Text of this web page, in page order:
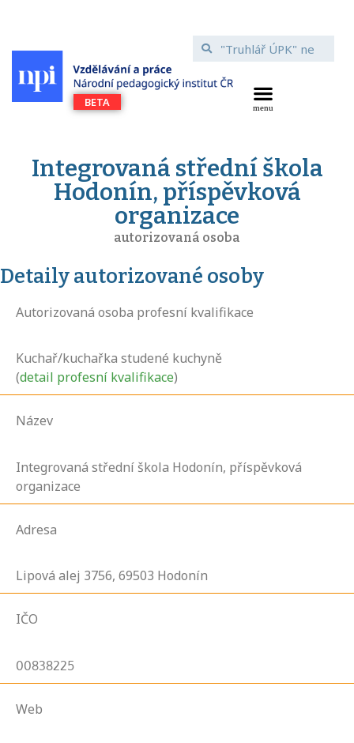
Integrovaná střední škola
Hodonín, příspěvková
organizace
autorizovaná osoba
Detaily autorizované osoby
Autorizovaná osoba profesní kvalifikace
Kuchař/kuchařka studené kuchyně
(detail profesní kvalifikace)
Název
Integrovaná střední škola Hodonín, příspěvková
organizace
Adresa
Lipová alej 3756, 69503 Hodonín
IČO
00838225
Web